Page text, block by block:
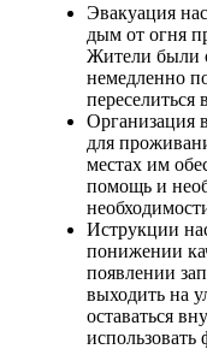
Эвакуация
дым от огня
Жители были
немедленно
Организация
для
местах им
помощь и
Иструкции
понижении
появлении
выходить на
оставаться
использовать